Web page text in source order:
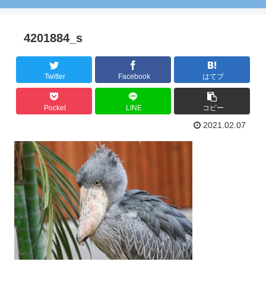
4201884_s
Twitter Facebook はてブ
Pocket LINE コピー
2021.02.07